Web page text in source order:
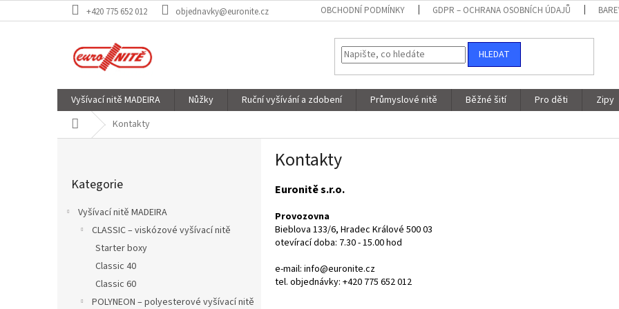
na
+420 775 652 012 objednavky@euronite.cz OBCHODNÍ PODMÍNKY GDPR – OCHRANA OSOBNÍCH ÚDAJŮ
HLEDAT
Vyšívací nitě MADEIRA Nůžky Ruční vyšívání a zdobení Průmyslové nitě Běžné šití Pro děti Zipy
Domů Kontakty
kategorie
Kategorie
Vyšívací nitě MADEIRA
CLASSIC – viskózové vyšívací nitě
Starter boxy
Classic 40
Classic 60
POLYNEON – polyesterové vyšívací nitě
Kontakty
Euronitě s.r.o.
Provozovna
Bieblova 133/6, Hradec Králové 500 03
otevírací doba: 7.30 - 15.00 hod
e-mail: info@euronite.cz
tel. objednávky: +420 775 652 012